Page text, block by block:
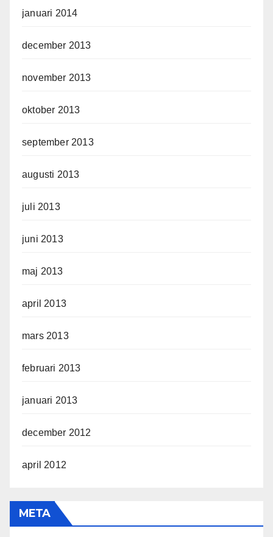
januari 2014
december 2013
november 2013
oktober 2013
september 2013
augusti 2013
juli 2013
juni 2013
maj 2013
april 2013
mars 2013
februari 2013
januari 2013
december 2012
april 2012
META